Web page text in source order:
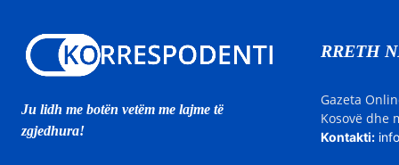
Ju lidh me botën vetëm me lajme të
zgjedhura!
RRETH
Gazeta
Kosovë dhe
Kontakti: